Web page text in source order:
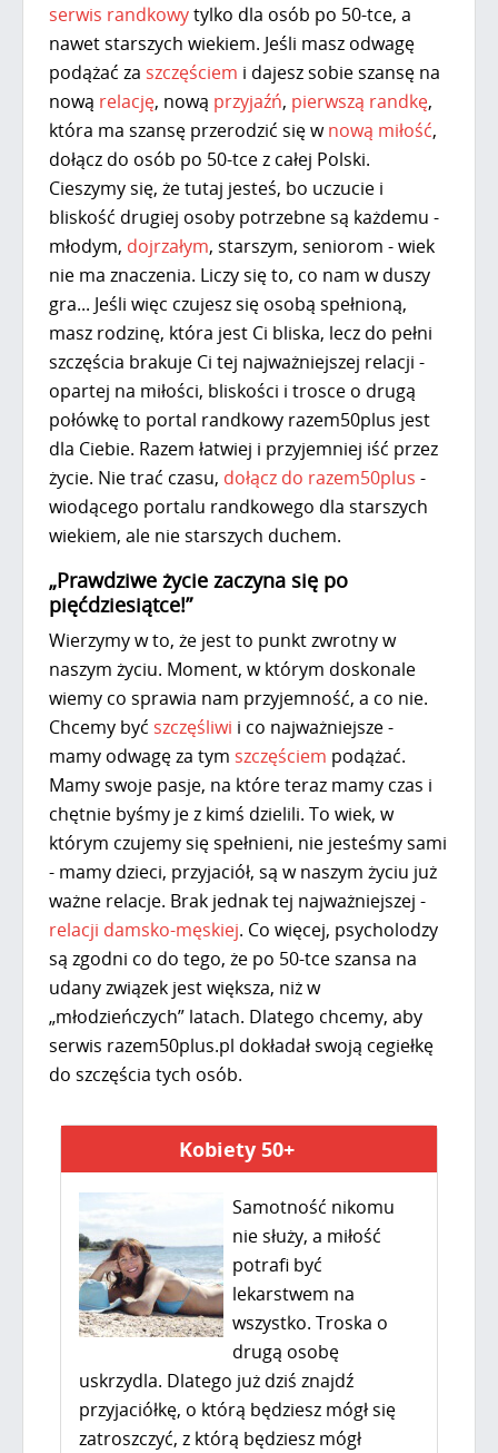
serwis randkowytylko dla osób po 50-tce, a
nawet starszych wiekiem. Jeśli masz odwagę
podążać za szczęściem i dajesz sobie szansę na
nową relację, nową przyjaźń, pierwszą randkę,
która ma szansę przerodzić się wnową miłość,
dołącz do osób po 50-tce z całej Polski.
Cieszymy się, że tutaj jesteś, bo uczucie i
bliskość drugiej osoby potrzebne są każdemu -
młodym, dojrzałym, starszym, seniorom - wiek
nie ma znaczenia. Liczy się to, co nam w duszy
gra... Jeśli więc czujesz się osobą spełnioną,
masz rodzinę, która jest Ci bliska, lecz do pełni
szczęścia brakuje Ci tej najważniejszej relacji -
opartej na miłości, bliskości i trosce o drugą
połówkę to portal randkowy razem50plus jest
dla Ciebie. Razem łatwiej i przyjemniej iść przez
życie. Nie trać czasu, dołącz do razem50plus -
wiodącego portalu randkowego dla starszych
wiekiem, ale nie starszych duchem.
„Prawdziwe życie zaczyna się po
pięćdziesiątce!”
Wierzymy w to, że jest to punkt zwrotny w
naszym życiu. Moment, w którym doskonale
wiemy co sprawia nam przyjemność, a co nie.
Chcemy być szczęśliwi i co najważniejsze -
mamy odwagę za tym szczęściem podążać.
Mamy swoje pasje, na które teraz mamy czas i
chętnie byśmy je z kimś dzielili. To wiek, w
którym czujemy się spełnieni, nie jesteśmy sami
- mamy dzieci, przyjaciół, są w naszym życiu już
ważne relacje. Brak jednak tej najważniejszej -
relacji damsko-męskiej. Co więcej, psycholodzy
są zgodni co do tego, że po 50-tce szansa na
udany związek jest większa, niż w
„młodzieńczych” latach. Dlatego chcemy, aby
serwis razem50plus.pl dokładał swoją cegiełkę
do szczęścia tych osób.
Kobiety 50+
Samotność nikomu
nie służy, a miłość
potrafi być
lekarstwem na
wszystko. Troska o
drugą osobę
uskrzydla. Dlatego już dziś znajdź
przyjaciółkę, o którą będziesz mógł się
zatroszczyć, z którą będziesz mógł